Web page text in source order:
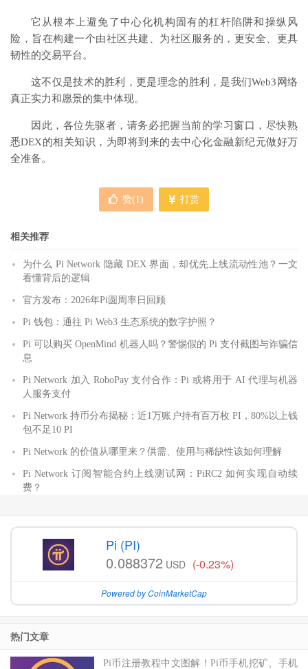
它从根本上避免了中心化机构固有的杠杆陷阱和操纵风
险，旨在构建一个由社区共建、为社区服务的，更安全、更具
韧性的交易平台。
这不仅是技术的胜利，更是理念的胜利，是我们Web3网络
真正实力和愿景的集中体现。
因此，各位先驱者，请务必把握当前的学习窗口，尽快熟
悉DEX的相关知识，为即将到来的去中心化金融新纪元做好万
全准备。
赞(1) 打赏
相关推荐
为什么 Pi Network 隐藏 DEX 界面，却优先上线流动性池？一文
看懂背后的逻辑
官方发布：2026年Pi圆周率日回顾
Pi 钱包：通往 Pi Web3 生态系统的数字护照？
Pi 可以购买 OpenMind 机器人吗？警惕假的 Pi 支付截图与诈骗信
息
Pi Network 加入 RoboPay 支付合作：Pi 或将用于 AI 代理与机器
人服务支付
Pi Network 持币分布揭秘：近1万账户持有百万枚 PI，80%以上钱
包不足10 PI
Pi Network 的价值从哪里来？供需、使用与稀缺性该如何理解
Pi Network 订阅智能合约上线测试网：PiRC2 如何实现自动续
费？
Pi (PI)
0.088372 USD (-0.23%)
Powered by CoinMarketCap
热门文章
Pi币注册教程中文图解！Pi币手机挖矿、手机